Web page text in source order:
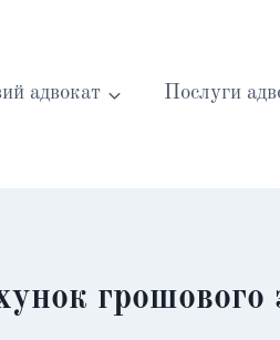
адвокат Послуги
грошового